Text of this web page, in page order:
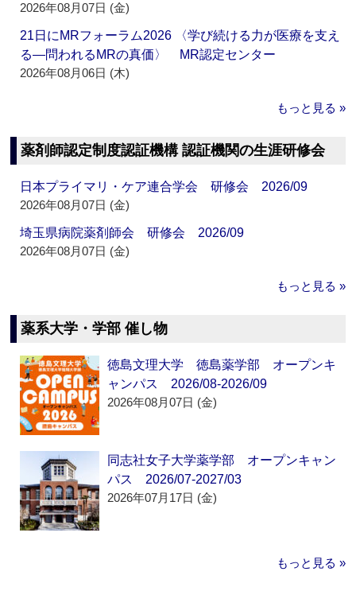
2026年08月07日 (金)
21日にMRフォーラム2026 〈学び続ける力が医療を支え
る―問われるMRの真価〉 MR認定センター
2026年08月06日 (木)
もっと見る »
薬剤師認定制度認証機構 認証機関の生涯研修会
日本プライマリ・ケア連合学会 研修会 2026/09
2026年08月07日 (金)
埼玉県病院薬剤師会 研修会 2026/09
2026年08月07日 (金)
もっと見る »
薬系大学・学部 催し物
徳島文理大学 徳島薬学部 オープンキ
ャンパス 2026/08-2026/09
2026年08月07日 (金)
同志社女子大学薬学部 オープンキャン
パス 2026/07-2027/03
2026年07月17日 (金)
もっと見る »